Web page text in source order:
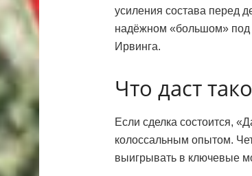
усиления состава перед
надёжном «большом» под
Ирвинга.
Что даст
Если сделка состоится,
колоссальным опытом.
выигрывать в ключевые